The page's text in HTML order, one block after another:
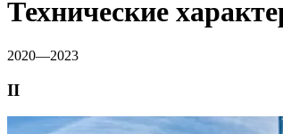
Технические
2020—2023
II